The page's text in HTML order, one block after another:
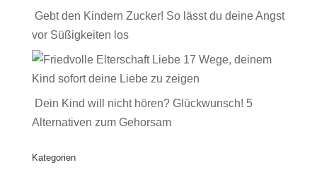
Gebt den Kindern Zucker! So lässt du deine Angst
vor Süßigkeiten los
17 Wege, deinem
Kind sofort deine Liebe zu zeigen
Dein Kind will nicht hören? Glückwunsch! 5
Alternativen zum Gehorsam
Kategorien